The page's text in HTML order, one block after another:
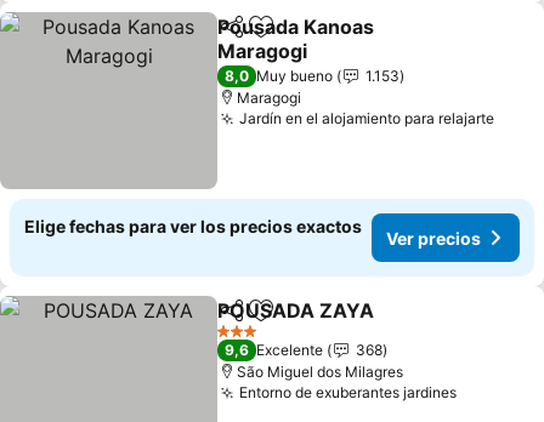
CompartirAgregar a favoritos
Pousada Kanoas
Maragogi
8,0 Muy bueno
1.153
Maragogi
Jardín en el alojamiento para relajarte
Elige fechas para ver los precios exactos
Ver precios
CompartirAgregar a favoritos
POUSADA ZAYA
3 Estrellas
9,6 Excelente
368
São Miguel dos Milagres
Entorno de exuberantes jardines